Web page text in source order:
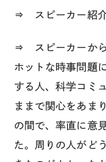
⇒ スピーカー紹
⇒ スピーカーから
ホットな時事問題
する人、科学コミ
ままで関心をあま
の間で、率直に意
た。周りの人がど